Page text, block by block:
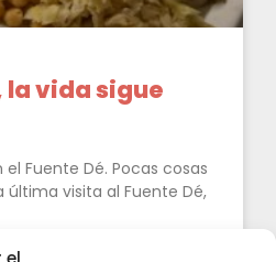
la vida sigue
Fuente Dé. Pocas cosas
última visita al Fuente Dé,